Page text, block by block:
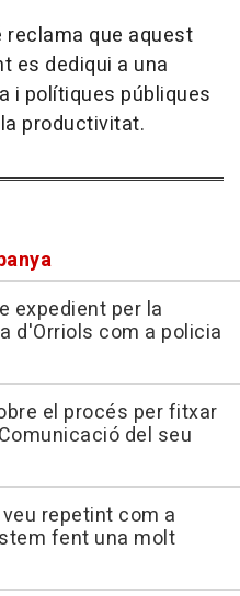
reclama que aquest
es dediqui a una
i polítiques públiques
productivitat.
expedient per la
d'Orriols com a policia
el procés per fitxar
del seu
repetint com a
fent una molt